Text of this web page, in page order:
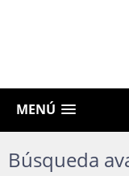
MENÚ
Búsqueda